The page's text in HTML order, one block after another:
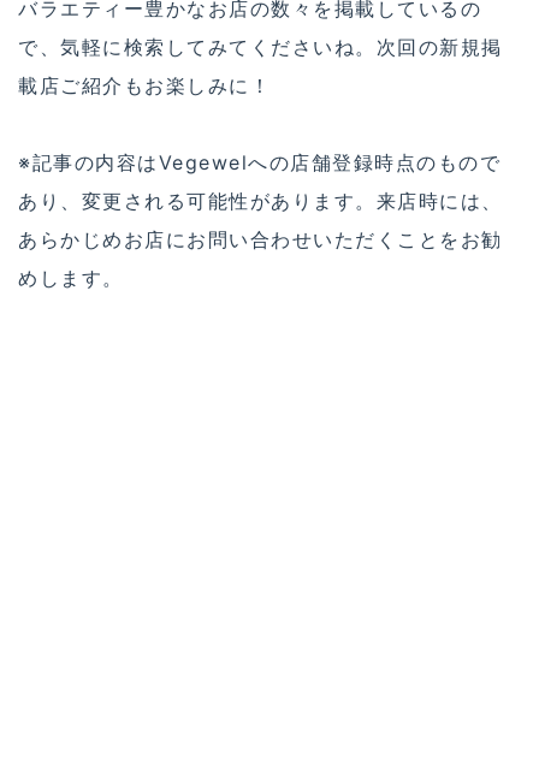
バラエティー豊かなお店の数々を掲載しているの
で、気軽に検索してみてくださいね。次回の新規掲
載店ご紹介もお楽しみに！
※記事の内容はVegewelへの店舗登録時点のもので
あり、変更される可能性があります。来店時には、
あらかじめお店にお問い合わせいただくことをお勧
めします。